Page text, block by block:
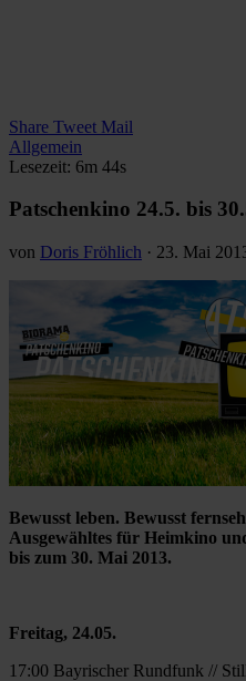
Share Tweet Mail
Allgemein
Lesezeit: 6m 44s
Patschenkino 24.5. bis
von Doris Fröhlich · 23. Mai
Bewusst leben. Bewusst
Ausgewähltes für Heimkino
bis zum 30. Mai 2013.
Freitag, 24.05.
17:00 Bayrischer Rundfunk //